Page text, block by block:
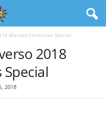
Blessed Christmas Special
2018
2018